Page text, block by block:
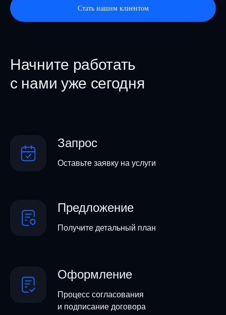
Стать нашим клиентом
Процесс согласования
и подписание договора
Оформление
Получите детальный план
Предложение
Оставьте заявку на услуги
Запрос
Начните работать
с нами уже сегодня